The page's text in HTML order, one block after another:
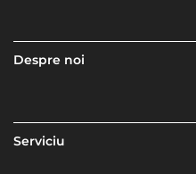
Despre noi
Serviciu